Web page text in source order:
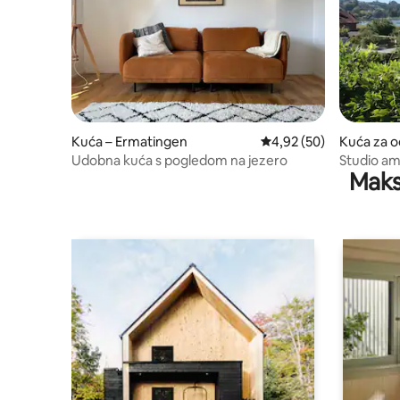
Kuća – Ermatingen Prosječna ocjena:
4,92 (50)
Udobna kuća s pogledom na jezero
Kuća za
n
Studio